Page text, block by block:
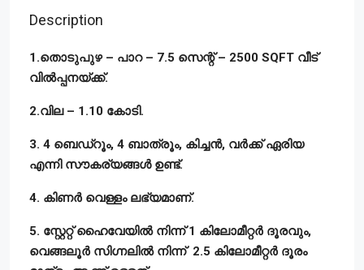
Description
1.തൊടുപുഴ – പാറ – 7.5 സെന്റ് – 2500 SQFT വീട്
വിൽപ്പനയ്ക്ക്.
2.വില – 1.10 കോടി.
3. 4 ബെഡ്‌റൂം, 4 ബാത്രൂം, കിച്ചൻ, വർക്ക് ഏരിയ
എന്നി സൗകര്യങ്ങൾ ഉണ്ട്.
4. കിണർ വെള്ളം ലഭ്യമാണ്.
5. സ്റ്റേറ്റ് ഹൈവേയിൽ നിന്ന് 1 കിലോമീറ്റർ ദൂരവും,
വെങ്ങലൂർ സിഗ്നലിൽ നിന്ന് 2.5 കിലോമീറ്റർ ദൂരം